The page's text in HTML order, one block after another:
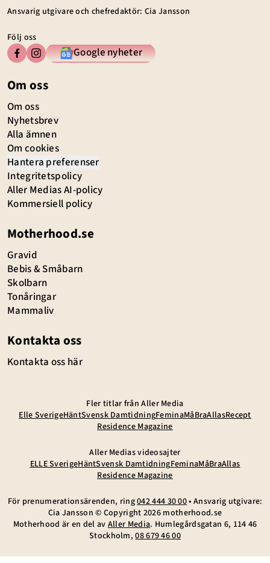
Ansvarig utgivare och chefredaktör: Cia Jansson
Följ oss
Google nyheter
Om oss
Om oss
Nyhetsbrev
Alla ämnen
Om cookies
Hantera preferenser
Integritetspolicy
Aller Medias AI-policy
Kommersiell policy
Motherhood.se
Gravid
Bebis & Småbarn
Skolbarn
Tonåringar
Mammaliv
Kontakta oss
Kontakta oss här
Fler titlar från Aller Media
Elle SverigeHäntSvensk DamtidningFeminaMåBraAllasRecept
Residence Magazine
Aller Medias videosajter
ELLE SverigeHäntSvensk DamtidningFeminaMåBraAllas
Residence Magazine
För prenumerationsärenden, ring042 444 30 00• Ansvarig utgivare:
Cia Jansson © Copyright 2026 motherhood.se
Motherhood är en del avAller Media. Humlegårdsgatan 6, 114 46
Stockholm, 08 679 46 00